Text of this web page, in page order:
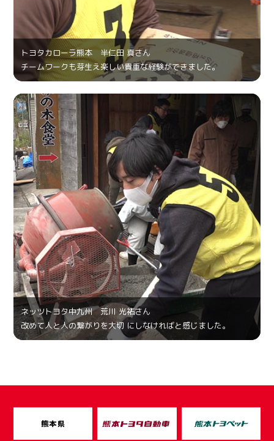
トヨタカローラ熊本 半仁田 真さん
チームワークも芽生え楽しい貴重な経験ができました。
ネッツトヨタ中九州 荒川 光祐さん
改めて人と人の繋がりを大切 にしなければと感じました。